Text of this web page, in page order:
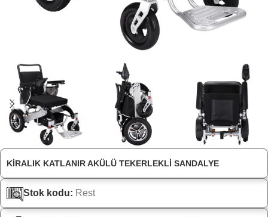
KIRALIK KATLANIR AKÜLÜ TEKERLEKLI SANDALYE
Stok kodu: Rest